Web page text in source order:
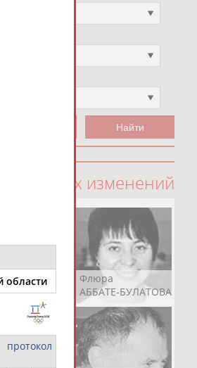
изменений
Флюра
АББАТЕ-БУЛАТОВА
области
протокол